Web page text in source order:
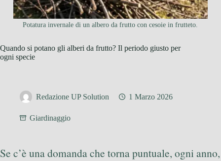
Potatura invernale di un albero da frutto con cesoie in frutteto.
Quando si potano gli alberi da frutto? Il periodo giusto per
ogni specie
Redazione UP Solution 1 Marzo 2026
Giardinaggio
Se c’è una domanda che torna puntuale, ogni anno,